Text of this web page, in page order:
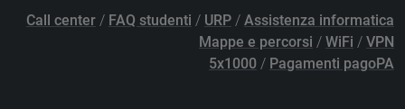
Call center / FAQ studenti / URP / Assistenza informatica
Mappe e percorsi / WiFi / VPN
5x1000 / Pagamenti pagoPA